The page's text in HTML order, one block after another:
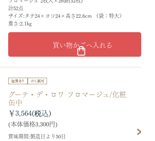
計52点
サイズ:タテ24×ヨコ24×高さ22.6cm （袋：特大）
重さ:2.1kg
買い物かごへ入れる
グーテ・デ・ロワ フロマージュ/化粧
缶中
賞味期間:製造日より50日
￥3,564
(本体価格3,300円)